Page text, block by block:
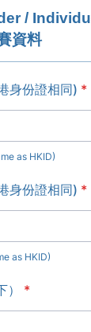
/
資料
身份證相同) *
as HKID)
身份證相同) *
as HKID)
*